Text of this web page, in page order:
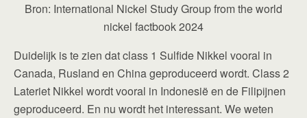
Bron: International Nickel Study Group from the world
nickel factbook 2024
Duidelijk is te zien dat class 1 Sulfide Nikkel vooral in
Canada, Rusland en China geproduceerd wordt. Class 2
Lateriet Nikkel wordt vooral in Indonesië en de Filipijnen
geproduceerd. En nu wordt het interessant. We weten